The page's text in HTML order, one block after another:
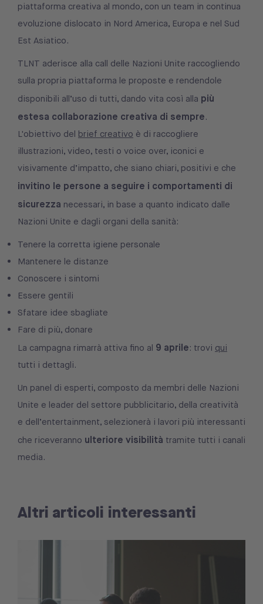
piattaforma creativa al mondo, con un team in continua
evoluzione dislocato in Nord America, Europa e nel Sud
Est Asiatico.
TLNT aderisce alla call delle Nazioni Unite raccogliendo
sulla propria piattaforma le proposte e rendendole
disponibili all’uso di tutti, dando vita così alla più
estesa collaborazione creativa di sempre.
L'obiettivo del brief creativo è di raccogliere
illustrazioni, video, testi o voice over, iconici e
visivamente d’impatto, che siano chiari, positivi e che
invitino le persone a seguire i comportamenti di
sicurezza necessari, in base a quanto indicato dalle
Nazioni Unite e dagli organi della sanità:
Tenere la corretta igiene personale
Mantenere le distanze
Conoscere i sintomi
Essere gentili
Sfatare idee sbagliate
Fare di più, donare
La campagna rimarrà attiva fino al 9 aprile: trovi qui
tutti i dettagli.
Un panel di esperti, composto da membri delle Nazioni
Unite e leader del settore pubblicitario, della creatività
e dell’entertainment, selezionerà i lavori più interessanti
che riceveranno ulteriore visibilità tramite tutti i canali
media.
Altri articoli interessanti